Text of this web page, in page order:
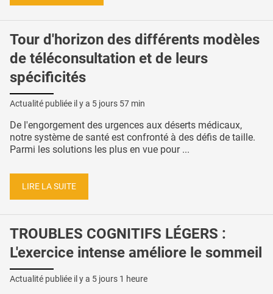
Tour d'horizon des différents modèles
de téléconsultation et de leurs
spécificités
Actualité publiée il y a 5 jours 57 min
De l'engorgement des urgences aux déserts médicaux,
notre système de santé est confronté à des défis de taille.
Parmi les solutions les plus en vue pour ...
LIRE LA SUITE
TROUBLES COGNITIFS LÉGERS :
L'exercice intense améliore le sommeil
Actualité publiée il y a 5 jours 1 heure